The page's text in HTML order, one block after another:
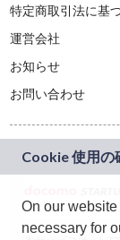
特定商取引法に基
運営会社
お知らせ
お問い合わせ
On our
necessary for